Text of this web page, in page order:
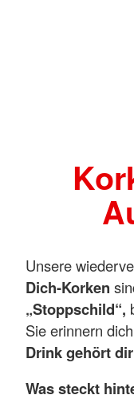
Unsere
Dich-Korken
„Stoppschild“,
Sie erinnern
Drink gehört
Was steckt